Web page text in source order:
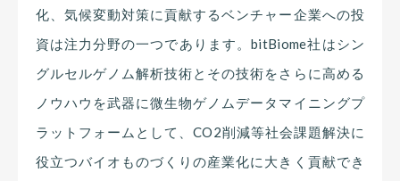
化、気候変動対策に貢献するベンチャー企業への投
資は注力分野の一つであります。bitBiome社はシン
グルセルゲノム解析技術とその技術をさらに高める
ノウハウを武器に微生物ゲノムデータマイニングプ
ラットフォームとして、CO2削減等社会課題解決に
役立つバイオものづくりの産業化に大きく貢献でき